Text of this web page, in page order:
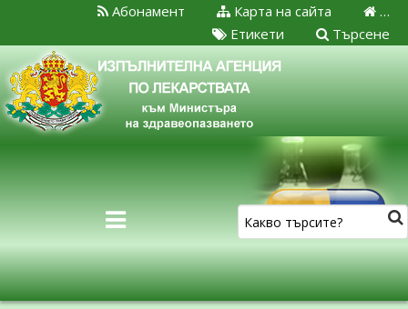
…
Карта на сайта
Абонамент
Търсене
Етикети